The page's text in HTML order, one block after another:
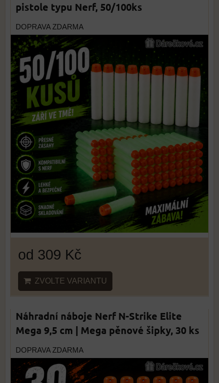
pistole typu Nerf, 50/100ks
DOPRAVA ZDARMA
od 309 Kč
ZVOLTE VARIANTU
Náhradní náboje Nerf N-Strike Elite
Mega 9,5 cm | Mega pěnové šipky, 30 ks
DOPRAVA ZDARMA